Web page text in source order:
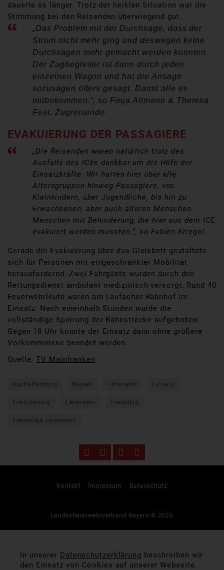
dauerte es länger. Trotz der heiklen Situation war die
Stimmung bei den Reisenden überwiegend gut.
„Das Problem mit der Durchsage, dass der
Strom nicht mehr ging und deswegen keine
Durchsagen mehr gemacht werden konnten.
Der Zugbegleiter ist dann durch jeden
einzelnen Wagon und hat die Ansage
sozusagen öfters gesagt. Damit alle es
mitbekommen.“, so Finja Altmann & Theresa
Fest, Zugreisende.
EVAKUIERUNG DER PASSAGIERE
„Die Reisenden waren natürlich trotz des
Ausfalls des ICEs dankbar um die Hilfe der
Einsatzkräfte. Wir hatten hier über alle
Altersgruppen hinweg Passagiere, von
Kleinkindern, über Jugendliche, bis hin zu
Erwachsenen, aber auch älteren Menschen.
Menschen mit Behinderung, die hier aus dem ICE
evakuiert werden mussten.“, so Fabien Kriegel.
Gerade die Evakuierung über das Gleisbett gestaltete
sich für Personen mit eingeschränkter Mobilität
herausfordernd. Zwei Fahrgäste wurden durch den
Rettungsdienst ambulant medizinisch versorgt. Rund 40
Feuerwehrleute waren am Laufacher Bahnhof im
Einsatz. Nach eineinhalb Stunden wurde die
vollständige Sperrung der Bahnstrecke aufgehoben.
Gegen 18 Uhr konnte der Einsatz dann ohne größere
Vorkommnisse beendet werden.
Quelle:TV Mainfranken
Aschaffenburg Bayern Ehrenamt Einsatz
Evakuierung Feuerwehr Freiwillig
Freiwillige Feuerwehr
Kontakt Impressum Datenschutz
Landesfeuerwehrverband Bayern © 2026
In unserer Datenschutzerklärung beschreiben wir
den Einsatz von Cookies auf unserer Webseite.